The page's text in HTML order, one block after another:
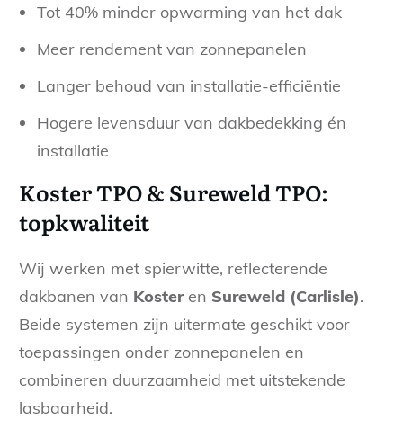
Tot 40% minder opwarming van het dak
Meer rendement van zonnepanelen
Langer behoud van installatie-efficiëntie
Hogere levensduur van dakbedekking én
installatie
Koster TPO & Sureweld TPO:
topkwaliteit
Wij werken met spierwitte, reflecterende
dakbanen van Kosteren Sureweld (Carlisle).
Beide systemen zijn uitermate geschikt voor
toepassingen onder zonnepanelen en
combineren duurzaamheid met uitstekende
lasbaarheid.